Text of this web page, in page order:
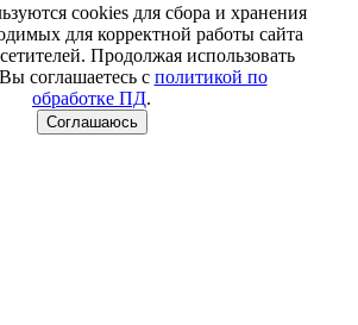
cookies для сбора и хранения
для корректной работы сайта
Продолжая использовать
соглашаетесь с политикой по
обработке ПД.
Соглашаюсь